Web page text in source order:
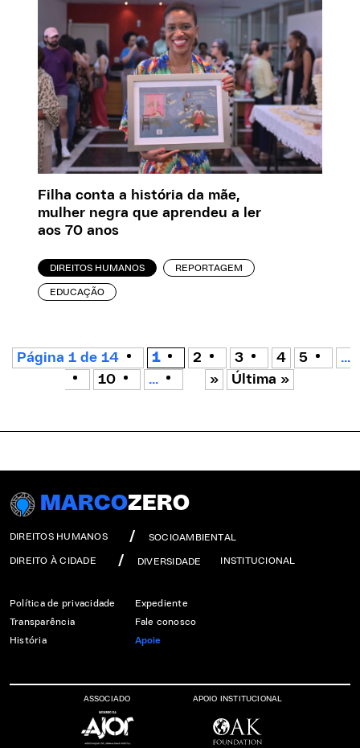
Filha conta a história da mãe,
mulher negra que aprendeu a ler
aos 70 anos
DIREITOS HUMANOS REPORTAGEM
EDUCAÇÃO
Página 1 de 14 1 2 3 4 5
...
10
... » Última »
MARCOZERO
DIREITOS HUMANOS SOCIOAMBIENTAL
DIREITO À CIDADE DIVERSIDADE INSTITUCIONAL
Política de privacidade
Transparência
História
Expediente
Fale conosco
Apoie
ASSOCIADO APOIO INSTITUCIONAL